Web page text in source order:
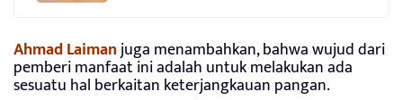
Ahmad Laimanjuga menambahkan, bahwa wujud dari
pemberi manfaat ini adalah untuk melakukan ada
sesuatu hal berkaitan keterjangkauan pangan.